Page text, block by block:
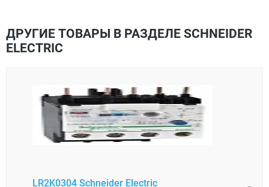
ДРУГИЕ ТОВАРЫ В РАЗДЕЛЕ SCHNEIDER
ELECTRIC
LR2K0304 Schneider Electric